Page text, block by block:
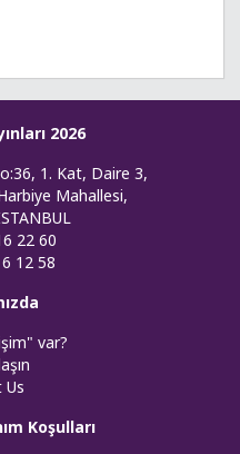
2026
1. Kat, Daire 3,
Mahallesi,
22 60
12 58
var?
Us
Koşulları